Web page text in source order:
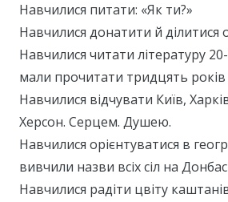
Навчилися питати: «Як ти?»
Навчилися донатити й ділитися
Навчилися читати літературу
мали прочитати тридцять
Навчилися відчувати Київ,
Херсон. Серцем. Душею.
Навчилися орієнтуватися в
вивчили назви всіх сіл на
Навчилися радіти цвіту